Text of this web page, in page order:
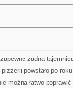
żadna
powstało po
można łatwo